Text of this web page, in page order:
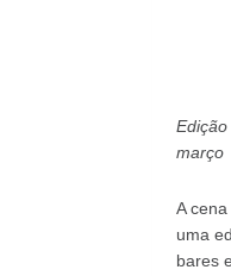
março
A
uma
bares